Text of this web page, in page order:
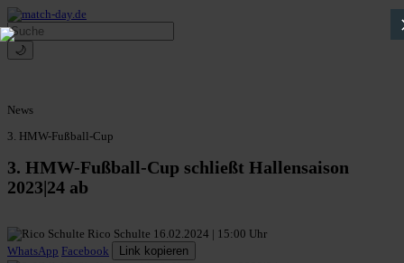
🌙
News
3. HMW-Fußball-Cup
3. HMW-Fußball-Cup schließt Hallensaison
2023|24 ab
Rico Schulte 16.02.2024 | 15:00 Uhr
WhatsApp Facebook Link kopieren